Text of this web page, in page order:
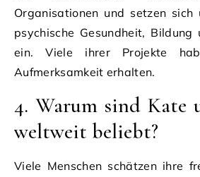
Organisationen und setzen
psychische Gesundheit,
ein. Viele ihrer Projekte
Aufmerksamkeit erhalten.
4. Warum sind Kate
weltweit beliebt?
Viele Menschen schätzen ihre